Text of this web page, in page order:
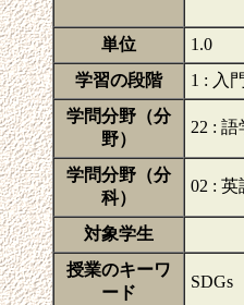
単位 1.0
学習の段階
1 : 入
学問分野（分
野）
22 :
学問分野（分
科）
02 : 英
対象学生
授業のキーワ
ード
SDGs